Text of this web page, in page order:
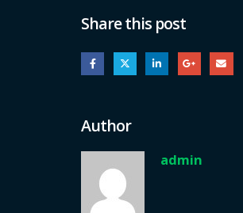
Share this post
Author
admin